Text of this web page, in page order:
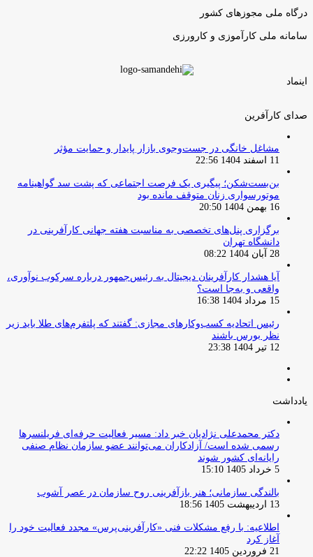
درگاه ملی مجوزهای کشور
سامانه ملی کارآموزی و کارورزی
اینماد
صدای کارآفرین
مشاغل خانگی در جست‌وجوی بازار پایدار و حمایت مؤثر
11 اسفند 1404 22:56
بن‌بست‌شکن؛ پیگیری یک فرصت اجتماعی که پشت سد گواهینامه
موتورسواری زنان متوقف مانده بود
16 بهمن 1404 20:50
برگزاری پنل‌های تخصصی به مناسبت هفته جهانی کارآفرینی در
دانشگاه تهران
28 آبان 1404 08:22
آیا هشدار کارآفرینان دیجیتال به رئیس‌جمهور درباره سرکوب نوآوری،
واقعی و به‌جا است؟
15 مرداد 1404 16:38
‏رئیس اتحادیه کسب‌وکارهای مجازی: گفتند که پلتفرم‌های طلا باید زیر
نظر بورس باشند
12 تیر 1404 23:38
یادداشت
دکتر محمدعلی نژادیان خبر داد: مسیر فعالیت حرفه‌ای فریلنسرها
رسمی شده است/ آزادکاران می‌توانند عضو سازمان نظام صنفی
رایانه‌ای کشور شوند
5 خرداد 1405 15:10
بالندگی سازمانی؛ هنر بازآفرینی روح سازمان در عصر آشوب
13 اردیبهشت 1405 18:56
اطلاعیه: با رفع مشکلات فنی «کارآفرینی‌پرس» مجدد فعالیت خود را
آغاز کرد
21 فروردین 1405 22:22